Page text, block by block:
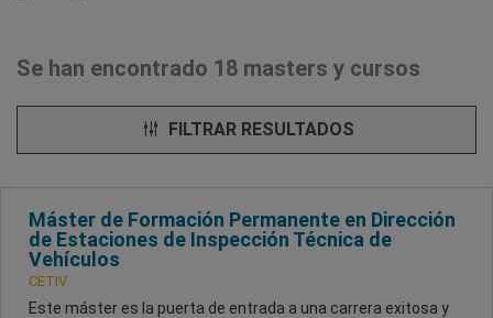
Se han encontrado 18 masters y cursos
FILTRAR RESULTADOS
Máster de Formación Permanente en Dirección
de Estaciones de Inspección Técnica de
Vehículos
CETIV
Este máster es la puerta de entrada a una carrera exitosa y